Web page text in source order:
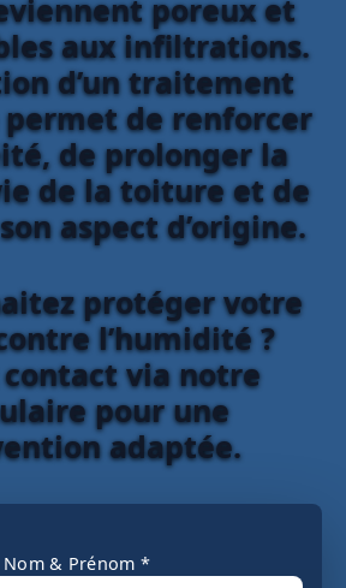
poreux et
aux infiltrations.
d’un traitement
de renforcer
de prolonger la
de la toiture et de
aspect d’origine.
protéger votre
l’humidité ?
contact via notre
pour une
adaptée.
Nom & Prénom *